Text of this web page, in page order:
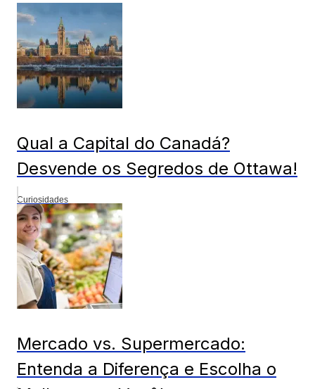
Qual a Capital do Canadá?
Desvende os Segredos de Ottawa!
Curiosidades
Mercado vs. Supermercado:
Entenda a Diferença e Escolha o